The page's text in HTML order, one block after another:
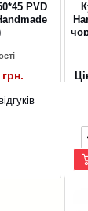
PVD
грн.